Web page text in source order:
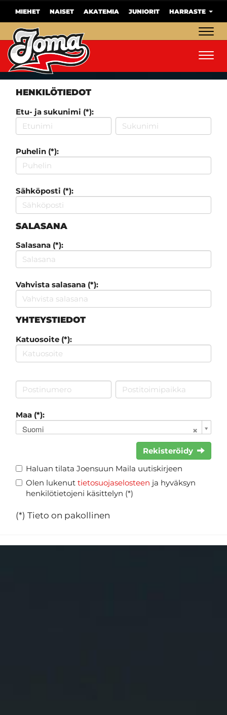
MIEHET NAISET AKATEMIA JUNIORIT HARRASTE
HENKILÖTIEDOT
Etu- ja sukunimi (*):
Puhelin (*):
Sähköposti (*):
SALASANA
Salasana (*):
Vahvista salasana (*):
YHTEYSTIEDOT
Katuosoite (*):
Maa (*):
Suomi
Rekisteröidy
Haluan tilata Joensuun Maila uutiskirjeen
Olen lukenut tietosuojaselosteen ja hyväksyn
henkilötietojeni käsittelyn (*)
(*) Tieto on pakollinen